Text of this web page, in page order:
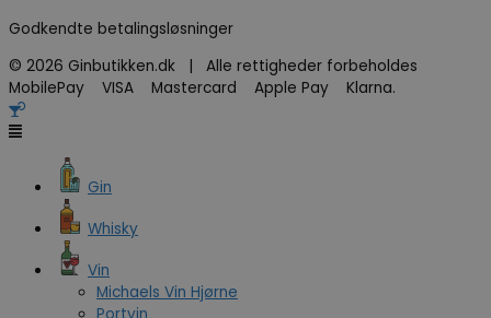
Godkendte betalingsløsninger
© 2026 Ginbutikken.dk | Alle rettigheder forbeholdes
MobilePay VISA Mastercard Apple Pay Klarna.
Gin
Whisky
Vin
Michaels Vin Hjørne